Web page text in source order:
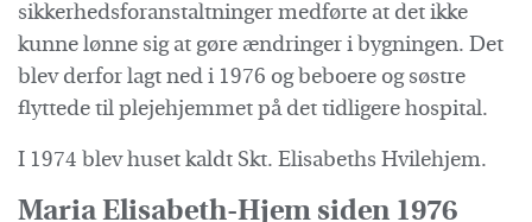
sikkerhedsforanstaltninger medførte at det ikke
kunne lønne sig at gøre ændringer i bygningen. Det
blev derfor lagt ned i 1976 og beboere og søstre
flyttede til plejehjemmet på det tidligere hospital.
I 1974 blev huset kaldt Skt. Elisabeths Hvilehjem.
Maria Elisabeth-Hjem siden 1976